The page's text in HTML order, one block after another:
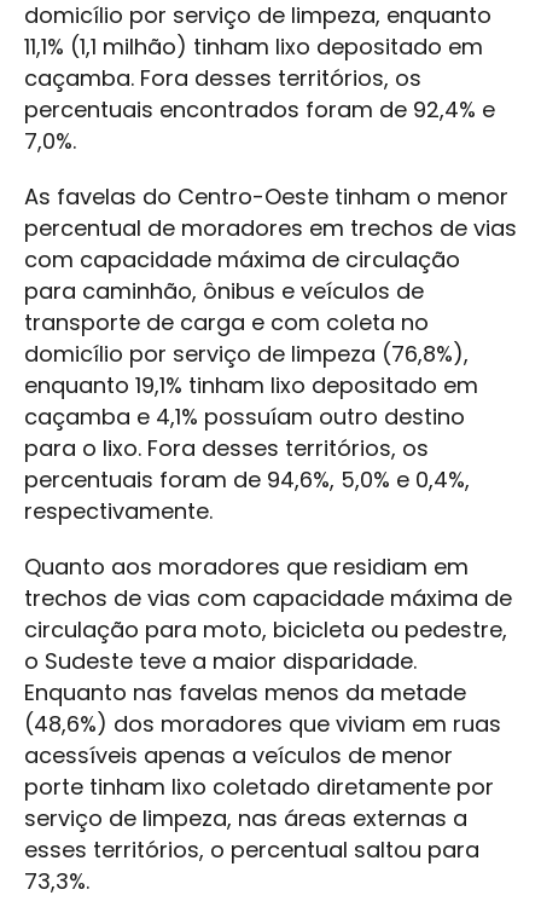
domicílio por serviço de limpeza, enquanto
11,1% (1,1 milhão) tinham lixo depositado em
caçamba. Fora desses territórios, os
percentuais encontrados foram de 92,4% e
7,0%.
As favelas do Centro-Oeste tinham o menor
percentual de moradores em trechos de vias
com capacidade máxima de circulação
para caminhão, ônibus e veículos de
transporte de carga e com coleta no
domicílio por serviço de limpeza (76,8%),
enquanto 19,1% tinham lixo depositado em
caçamba e 4,1% possuíam outro destino
para o lixo. Fora desses territórios, os
percentuais foram de 94,6%, 5,0% e 0,4%,
respectivamente.
Quanto aos moradores que residiam em
trechos de vias com capacidade máxima de
circulação para moto, bicicleta ou pedestre,
o Sudeste teve a maior disparidade.
Enquanto nas favelas menos da metade
(48,6%) dos moradores que viviam em ruas
acessíveis apenas a veículos de menor
porte tinham lixo coletado diretamente por
serviço de limpeza, nas áreas externas a
esses territórios, o percentual saltou para
73,3%.